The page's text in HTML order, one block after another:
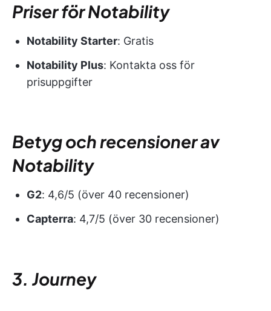
Priser för Notability
Notability Starter: Gratis
Notability Plus: Kontakta oss för
prisuppgifter
Betyg och recensioner av
Notability
G2: 4,6/5 (över 40 recensioner)
Capterra: 4,7/5 (över 30 recensioner)
3. Journey